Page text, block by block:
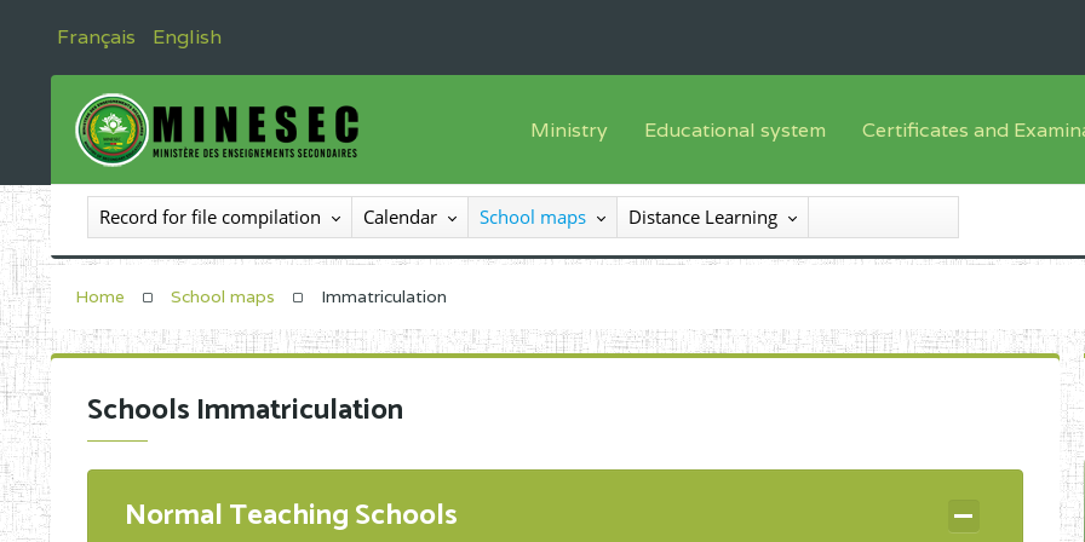
Français English
Ministry
The Minister
The SEESEN
Inspectorate General of Education
Organisational chart
Educational system
Training offer
English sub-
French sub-
Syllabus
Certificates and
Registration
List of candidates
Available
Record for file compilation Calendar School maps Distance Learning
Home School maps Immatriculation
Schools Immatriculation
Normal Teaching Schools